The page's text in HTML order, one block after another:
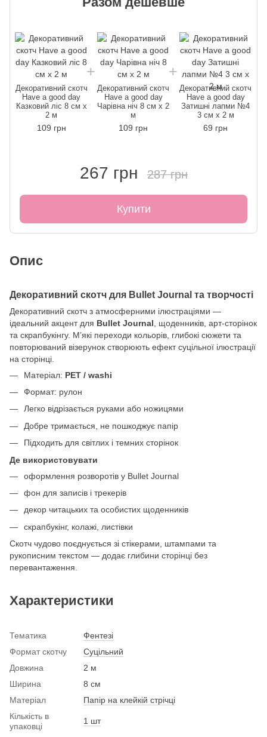
Декоративний скотч
Have a good day
Казковий ліс 8 см x
2 м
109 грн
Декоративний скотч
Have a good day
Чарівна ніч 8 см x 2
м
109 грн
Декоративний скотч
Have a good day
Затишні лапми №4
3 см x 2 м
69 грн
267 грн 287 грн
Купити
Опис
Декоративний скотч для Bullet Journal та творчості
Декоративний скотч з атмосферними ілюстраціями —
ідеальний акцент для Bullet Journal , щоденників, арт-сторінок
та скрапбукінгу. М’які переходи кольорів, глибокі сюжети та
повторюваний візерунок створюють ефект суцільної ілюстрації
на сторінці.
Матеріал: PET / washi
Формат: рулон
Легко відрізається руками або ножицями
Добре тримається, не пошкоджує папір
Підходить для світлих і темних сторінок
Де використовувати
оформлення розворотів у Bullet Journal
фон для записів і трекерів
декор читацьких та особистих щоденників
скрапбукінг, колажі, листівки
Скотч чудово поєднується зі стікерами, штампами та
рукописним текстом — додає глибини сторінці без
перевантаження.
Характеристики
Тематика
Фентезі
Формат скотчу
Суцільний
Довжина
2 м
Ширина
8 см
Матеріал
Папір на клейкій стрічці
Кількість в
упаковці
1 шт